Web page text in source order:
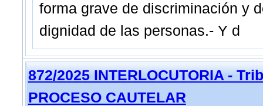
forma grave de discriminación y
dignidad de las personas.- Y d
872/2025 INTERLOCUTORIA -
PROCESO CAUTELAR